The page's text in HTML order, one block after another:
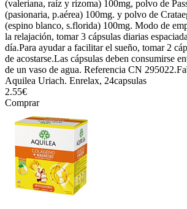
(valeriana, raíz y rizoma) 100mg, polvo de
(pasionaria, p.aérea) 100mg. y polvo de
(espino blanco, s.florida) 100mg. Modo de
la relajación, tomar 3 cápsulas diarias
día.Para ayudar a facilitar el sueño, tomar 2
de acostarse.Las cápsulas deben consumirse
de un vaso de agua. Referencia CN
Aquilea Uriach. Enrelax, 24capsulas
2.55€
Comprar